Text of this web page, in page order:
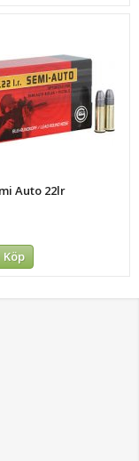
Auto 22lr
Köp